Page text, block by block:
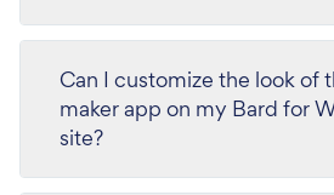
Can I customize the look of
maker app on my Bard for
site?